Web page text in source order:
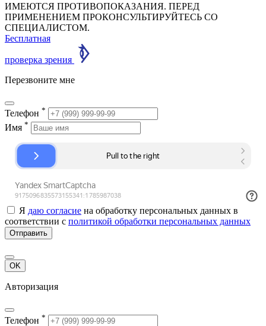
ИМЕЮТСЯ ПРОТИВОПОКАЗАНИЯ. ПЕРЕД
ПРИМЕНЕНИЕМ ПРОКОНСУЛЬТИРУЙТЕСЬ СО
СПЕЦИАЛИСТОМ.
Бесплатная
проверка зрения
Перезвоните мне
Телефон *
Имя *
Я даю согласие на обработку персональных данных в
соответствии с политикой обработки персональных данных
Отправить
OK
Авторизация
Телефон *